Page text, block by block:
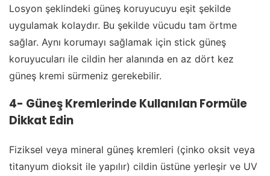
Losyon şeklindeki güneş koruyucuyu eşit şekilde
uygulamak kolaydır. Bu şekilde vücudu tam örtme
sağlar. Aynı korumayı sağlamak için stick güneş
koruyucuları ile cildin her alanında en az dört kez
güneş kremi sürmeniz gerekebilir.
4- Güneş Kremlerinde Kullanılan Formüle
Dikkat Edin
Fiziksel veya mineral güneş kremleri (çinko oksit veya
titanyum dioksit ile yapılır) cildin üstüne yerleşir ve UV